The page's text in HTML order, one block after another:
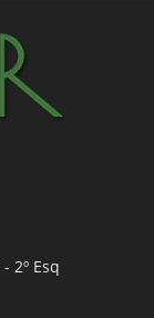
2º Esq